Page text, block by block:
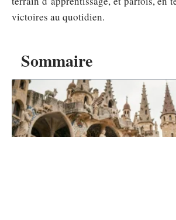
Sommaire
victoires au quotidien.